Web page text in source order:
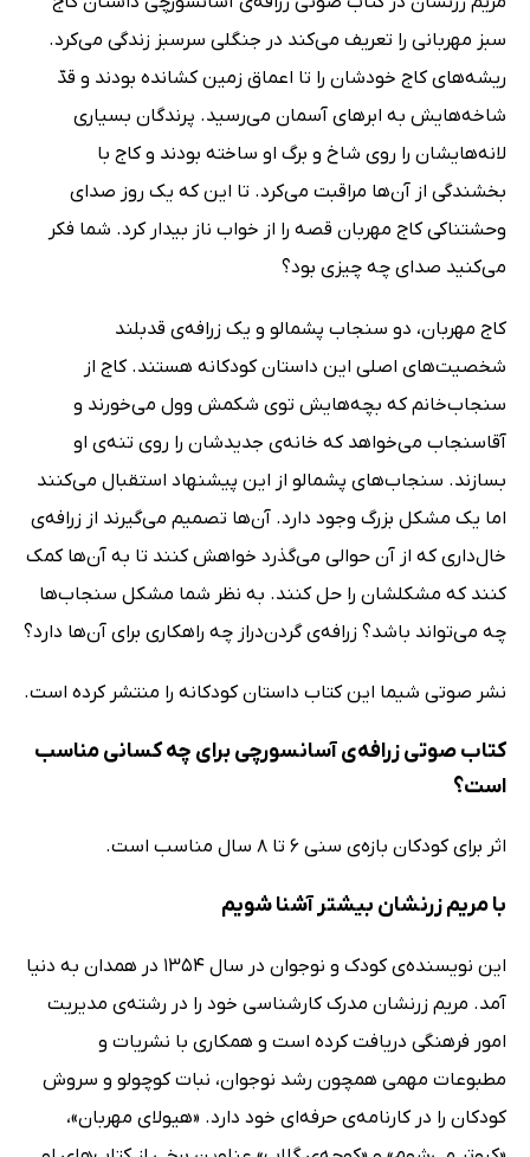
سبز مهربانی را تعریف می‌کند در جنگلی سرسبز زندگی می‌کرد.
ریشه‌های کاج خودشان را تا اعماق زمین کشانده بودند و قدّ
شاخه‌هایش به ابرهای آسمان می‌رسید. پرندگان بسیاری
لانه‌هایشان را روی شاخ و برگ او ساخته بودند و کاج با
بخشندگی از آن‌ها مراقبت می‌کرد. تا این که یک روز صدای
وحشتناکی کاج مهربان قصه را از خواب ناز بیدار کرد. شما فکر
می‌کنید صدای چه چیزی بود؟
کاج مهربان، دو سنجاب پشمالو و یک زرافه‌ی قدبلند
شخصیت‌های اصلی این داستان کودکانه هستند. کاج از
سنجاب‌خانم که بچه‌هایش توی شکمش وول می‌خورند و
آقاسنجاب می‌خواهد که خانه‌ی جدیدشان را روی تنه‌ی او
بسازند. سنجاب‌های پشمالو از این پیشنهاد استقبال می‌کنند
اما یک مشکل بزرگ وجود دارد. آن‌ها تصمیم می‌گیرند از زرافه‌ی
خال‌داری که از آن حوالی می‌گذرد خواهش کنند تا به آن‌ها کمک
کنند که مشکلشان را حل کنند. به نظر شما مشکل سنجاب‌ها
چه می‌تواند باشد؟ زرافه‌ی گردن‌دراز چه راهکاری برای آن‌ها دارد؟
نشر صوتی شیما این کتاب داستان کودکانه را منتشر کرده است.
کتاب صوتی زرافه‌ی آسانسورچی برای چه کسانی مناسب
است؟
اثر برای کودکان بازه‌ی سنی 6 تا 8 سال مناسب است.
با مریم زرنشان بیشتر آشنا شویم
این نویسنده‌ی کودک و نوجوان در سال 1354 در همدان به دنیا
آمد. مریم زرنشان مدرک کارشناسی خود را در رشته‌ی مدیریت
امور فرهنگی دریافت کرده است و همکاری با نشریات و
مطبوعات مهمی همچون رشد نوجوان، نبات کوچولو و سروش
کودکان را در کارنامه‌ی حرفه‌ای خود دارد. «هیولای مهربان»،